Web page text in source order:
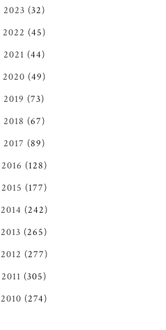
2023 (32)
2022 (45)
2021 (44)
2020 (49)
2019 (73)
2018 (67)
2017 (89)
2016 (128)
2015 (177)
2014 (242)
2013 (265)
2012 (277)
2011 (305)
2010 (274)